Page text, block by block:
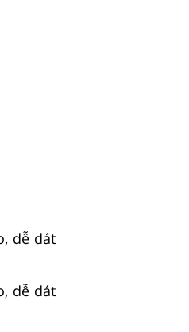
dễ dát
dễ dát